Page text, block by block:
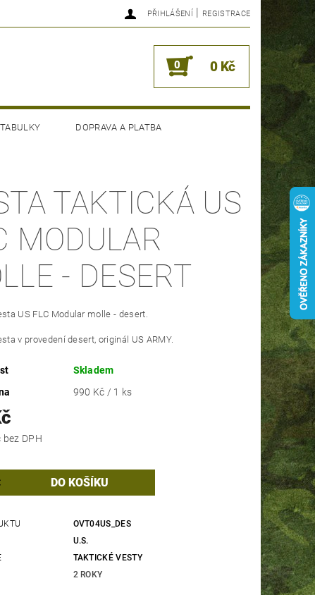
PŘIHLÁŠENÍ | REGISTRACE
0 0 Kč
DOPRAVA A PLATBA
TAKTICKÁ US
MODULAR
- DESERT
US FLC Modular molle - desert.
v provedení desert, originál US ARMY.
Skladem
990 Kč / 1 ks
818,18 Kč bez DPH
OVT04US_DES
U.S.
TAKTICKÉ VESTY
2 ROKY